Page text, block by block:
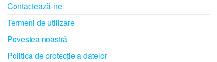
Contactează-ne
Termeni de utilizare
Povestea noastră
Politica de protecție a datelor